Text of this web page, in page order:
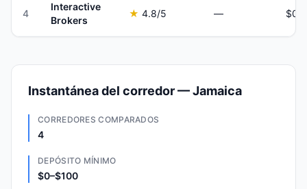
4
Interactive
Brokers
★ 4.8/5 —
Instantánea del corredor — Jamaica
CORREDORES COMPARADOS
4
DEPÓSITO MÍNIMO
$0–$100